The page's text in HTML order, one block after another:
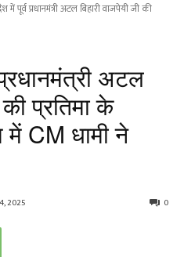
में पूर्व प्रधानमंत्री अटल बिहारी वाजपेयी जी की
अटल
की प्रतिमा के
में CM धामी ने
2025 0